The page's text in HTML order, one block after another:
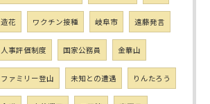
造花 ワクチン接種 岐阜市 遠藤発言
人事評価制度 国家公務員 金華山
ファミリー登山 未知との遭遇 りんたろう